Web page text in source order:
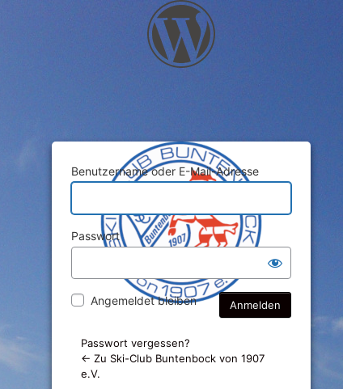
Benutzername oder E-Mail-Adresse
Passwort
Angemeldet bleiben
Passwort vergessen?
← Zu Ski-Club Buntenbock von 1907
e.V.